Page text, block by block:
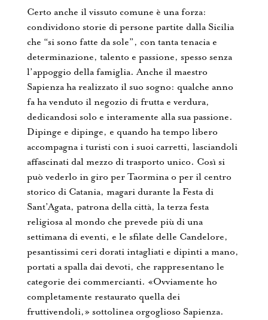
Certo anche il vissuto comune è una forza:
condividono storie di persone partite dalla Sicilia
che “si sono fatte da sole”, con tanta tenacia e
determinazione, talento e passione, spesso senza
l’appoggio della famiglia. Anche il maestro
Sapienza ha realizzato il suo sogno: qualche anno
fa ha venduto il negozio di frutta e verdura,
dedicandosi solo e interamente alla sua passione.
Dipinge e dipinge, e quando ha tempo libero
accompagna i turisti con i suoi carretti, lasciandoli
affascinati dal mezzo di trasporto unico. Così si
può vederlo in giro per Taormina o per il centro
storico di Catania, magari durante la Festa di
Sant’Agata, patrona della città, la terza festa
religiosa al mondo che prevede più di una
settimana di eventi, e le sfilate delle Candelore,
pesantissimi ceri dorati intagliati e dipinti a mano,
portati a spalla dai devoti, che rappresentano le
categorie dei commercianti. «Ovviamente ho
completamente restaurato quella dei
fruttivendoli,» sottolinea orgoglioso Sapienza.